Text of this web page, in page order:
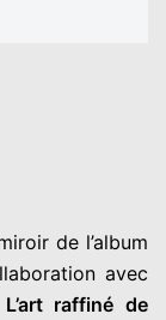
de l’album
avec
L’art raffiné de